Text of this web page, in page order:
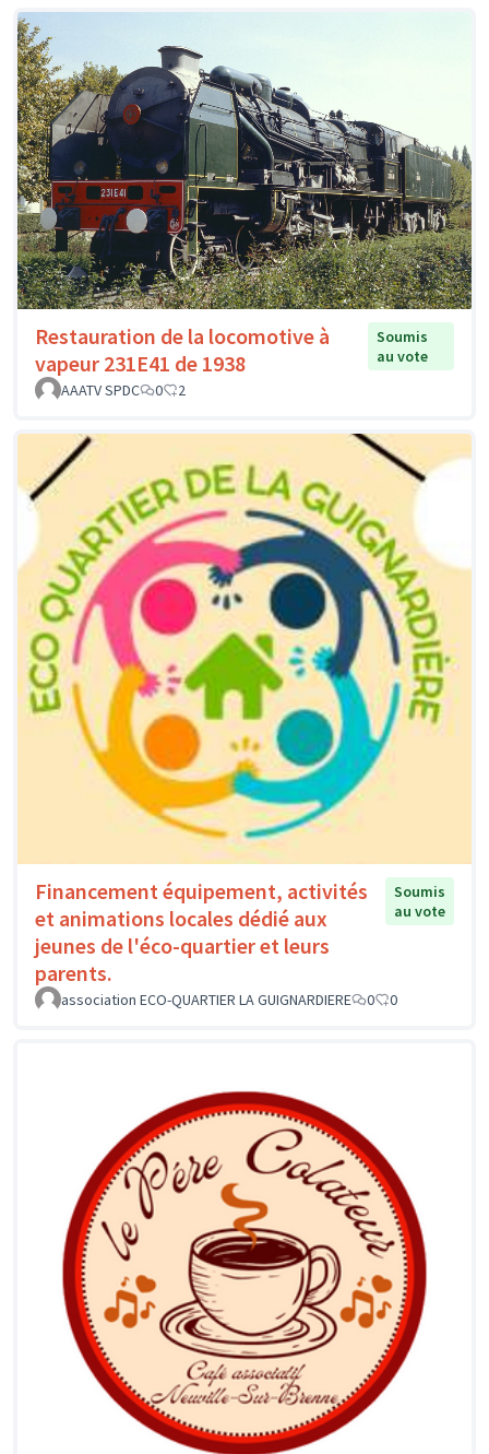
Restauration de la locomotive à
vapeur 231E41 de 1938
Soumis
au vote
AAATV SPDC
0 2
Financement équipement, activités
et animations locales dédié aux
jeunes de l'éco-quartier et leurs
parents.
Soumis
au vote
association ECO-QUARTIER LA GUIGNARDIERE 0 0